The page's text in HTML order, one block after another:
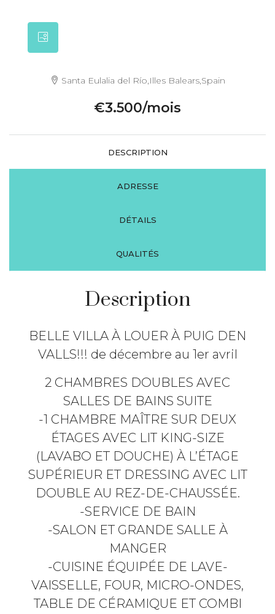
Santa Eulalia del Río,Illes Balears,Spain
€3.500/mois
DESCRIPTION
ADRESSE
DÉTAILS
QUALITÉS
Description
BELLE VILLA À LOUER À PUIG DEN
VALLS!!! de décembre au 1er avril
2 CHAMBRES DOUBLES AVEC
SALLES DE BAINS SUITE
-1 CHAMBRE MAÎTRE SUR DEUX
ÉTAGES AVEC LIT KING-SIZE
(LAVABO ET DOUCHE) À L’ÉTAGE
SUPÉRIEUR ET DRESSING AVEC LIT
DOUBLE AU REZ-DE-CHAUSSÉE.
-SERVICE DE BAIN
-SALON ET GRANDE SALLE À
MANGER
-CUISINE ÉQUIPÉE DE LAVE-
VAISSELLE, FOUR, MICRO-ONDES,
TABLE DE CÉRAMIQUE ET COMBI